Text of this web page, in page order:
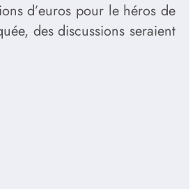
d’euros pour le héros de
des discussions seraient